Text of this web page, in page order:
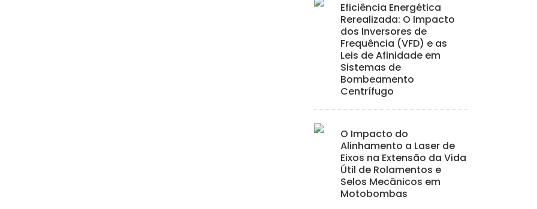
Eficiência Energética
Rerealizada: O Impacto
dos Inversores de
Frequência (VFD) e as
Leis de Afinidade em
Sistemas de
Bombeamento
Centrífugo
O Impacto do
Alinhamento a Laser de
Eixos na Extensão da Vida
Útil de Rolamentos e
Selos Mecânicos em
Motobombas